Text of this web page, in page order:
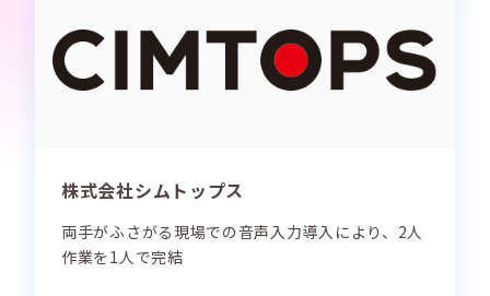
株式会社シムトップス
両手がふさがる現場での音声入力導入により、2人
作業を1人で完結